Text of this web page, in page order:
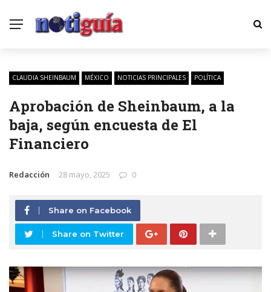
CLAUDIA SHEINBAUM MÉXICO NOTICIAS PRINCIPALES POLÍTICA
Aprobación de Sheinbaum, a la
baja, según encuesta de El
Financiero
Redacción 28 mayo, 2025 0
Share on Facebook
Share on Twitter